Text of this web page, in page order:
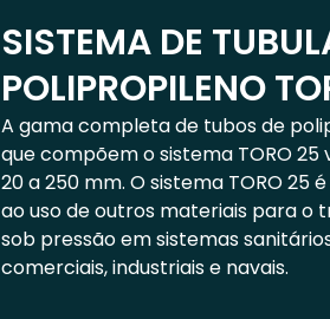
SISTEMA DE
POLIPROPILENO
A gama completa de tubos de
que compõem o sistema TORO
20 a 250 mm. O sistema TORO 25
ao uso de outros materiais para o
sob pressão em sistemas
comerciais, industriais e navais.